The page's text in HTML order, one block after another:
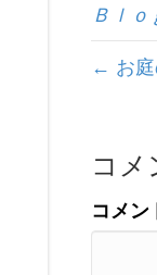
Ｂｌｏ
← お
コメ
コメン